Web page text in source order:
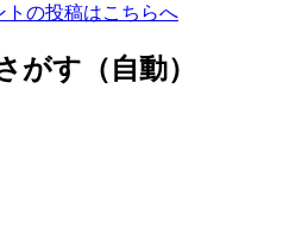
の投稿はこちらへ
がす（自動）